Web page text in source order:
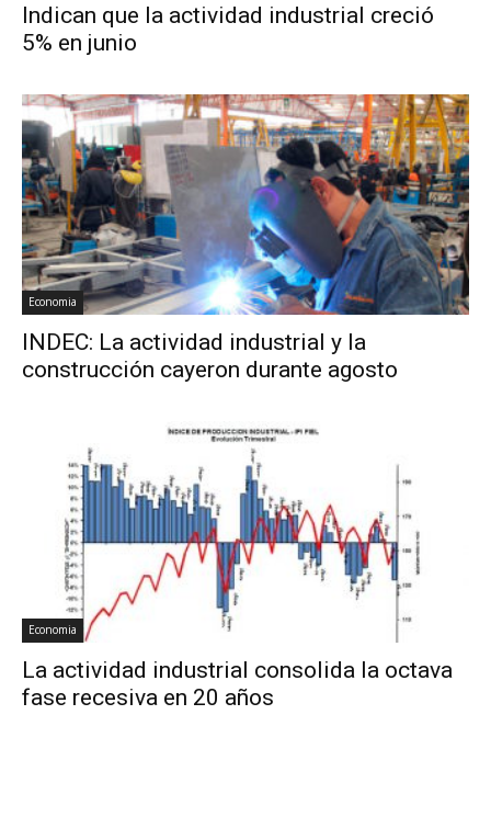
Indican que la actividad industrial creció
5% en junio
Economia
INDEC: La actividad industrial y la
construcción cayeron durante agosto
Economia
La actividad industrial consolida la octava
fase recesiva en 20 años